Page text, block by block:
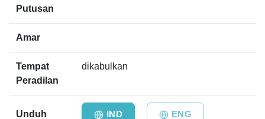
Putusan
Amar
Tempat
Peradilan
dikabulkan
Unduh IND ENG